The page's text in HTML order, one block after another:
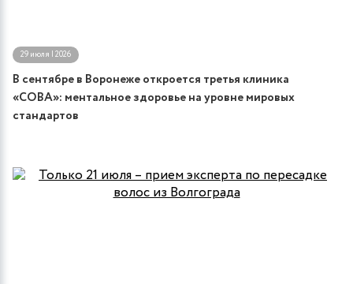
29 июля | 2026
В сентябре в Воронеже откроется третья клиника
«СОВА»: ментальное здоровье на уровне мировых
стандартов